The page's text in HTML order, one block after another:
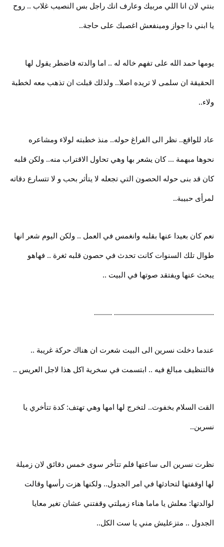
بنتي لان انا اللي مربيك وعارف انك راجل بس النصيب غلاب .. روح
يا ابني دا جواز ومينفعش اغصبك على حاجة..
يومها حمد الله على تفهم خاله له .. اما والدته فاضطر يقول لها
الحقيقة ان سلمى لا تريده اصلا.. ولذلك قبلت ان تذهب معه لخطبة
ولاء..
عاد للواقع.. نظر الى الفراغ حوله.. منذ خطبته لولاء ومشاعره
نحوها مبهمة ... كان يشعر بها وهي تحاول الاقتراب منه.. ولكن قلبه
كان قد بنى حوله الحصون التي تجعله لا يتأثر بحب و لا تتسارع دقاته
لمرأى حبيبة..
نعم كان بعيدا عنها بقلبه وانغمس في العمل .. ولكن اليوم شعر انها
طوال تلك السنوات كانت تحدث في حصون قلبه ثغرة .. فهاهو
يبحث عنها ويفتقد صوتها في البيت ..
.................................................. .........
عندما دخلت نسرين الى البيت شعرت ان هناك حركة غريبة ..
فالتنظيف مبالغ فيه .. ابتسمت في سخرية اكل هذا لاجل العريس ..
القت السلام بخفوت.. لتخرج لها امها وهي تهتف: كدة تتأخري يا
نسرين..
نظرت نسرين الى ساعتها فلم تتأخر سوى خمس دقائق لان زميلة
لها اوقفتها لتحادثها في امر الجدول.. ولكنها هزت رأسها وقالت
لوالدتها: معلش يا ماما هناء زميلتي وقفتني عشان تغير معايا
الجدول .. متزعليش مني يا ست الكل..